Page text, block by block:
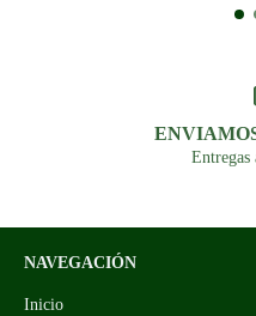
Entregas
NAVEGACIÓN
Inicio